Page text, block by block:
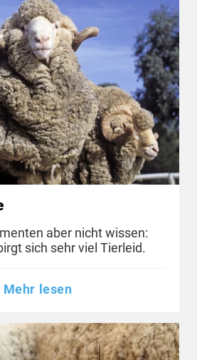
aber nicht wissen:
sich sehr viel Tierleid.
Mehr lesen